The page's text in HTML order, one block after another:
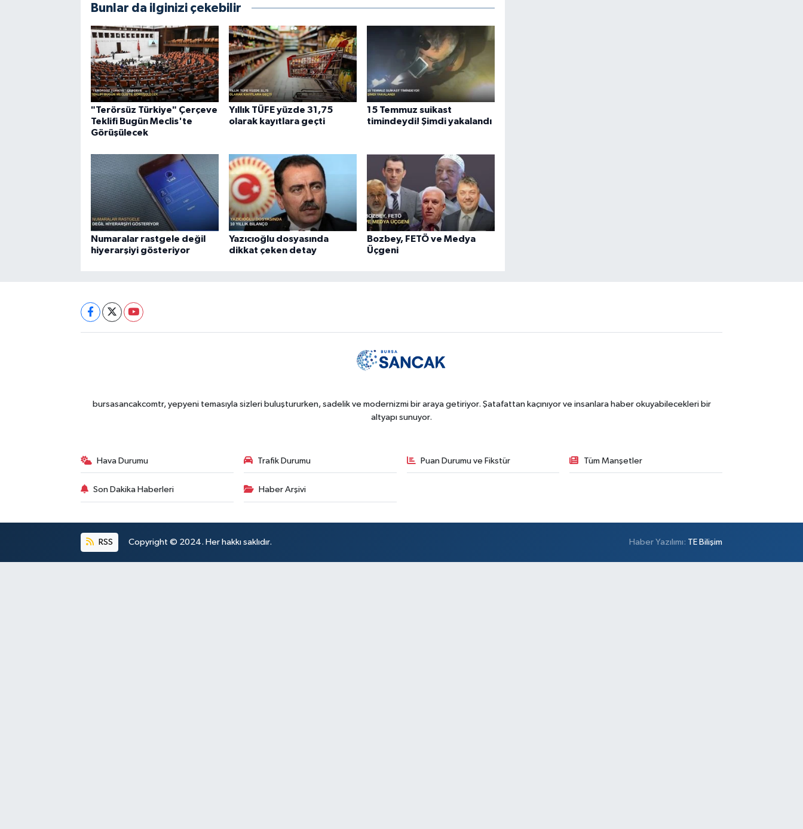
Bunlar da ilginizi çekebilir
"Terörsüz Türkiye" Çerçeve
Teklifi Bugün Meclis'te
Görüşülecek
Yıllık TÜFE yüzde 31,75
olarak kayıtlara geçti
15 Temmuz suikast
timindeydi! Şimdi yakalandı
Numaralar rastgele değil
hiyerarşiyi gösteriyor
Yazıcıoğlu dosyasında
dikkat çeken detay
Bozbey, FETÖ ve Medya
Üçgeni
bursasancakcomtr, yepyeni temasıyla sizleri buluştururken, sadelik ve modernizmi bir araya getiriyor. Şatafattan kaçınıyor ve insanlara haber okuyabilecekleri bir
altyapı sunuyor.
Hava Durumu Trafik Durumu Puan Durumu ve Fikstür Tüm Manşetler
Son Dakika Haberleri Haber Arşivi
RSS Copyright © 2024. Her hakkı saklıdır. Haber Yazılımı: TE Bilişim